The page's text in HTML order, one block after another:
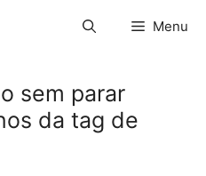
Menu
sem parar
da tag de